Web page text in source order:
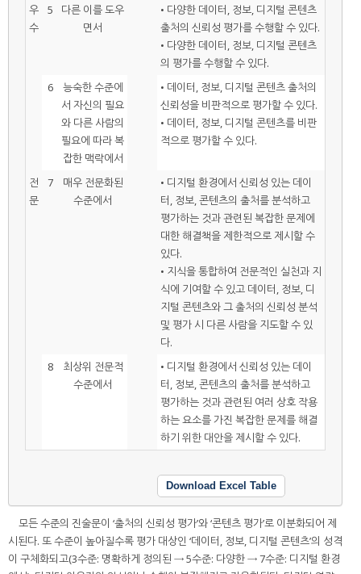
우
수
5
다른 이를 도우
면서
• 다양한 데이터, 정보, 디지털 콘텐츠
출처의 신뢰성 평가를 수행할 수 있다.
• 다양한 데이터, 정보, 디지털 콘텐츠
의 평가를 수행할 수 있다.
6
능숙한 수준에
서 자신의 필요
와 다른 사람의
필요에 따라 복
잡한 맥락에서
• 데이터, 정보, 디지털 콘텐츠 출처의
신뢰성을 비판적으로 평가할 수 있다.
• 데이터, 정보, 디지털 콘텐츠를 비판
적으로 평가할 수 있다.
전
문
7
매우 전문화된
수준에서
• 디지털 환경에서 신뢰성 있는 데이
터, 정보, 콘텐츠의 출처를 분석하고
평가하는 것과 관련된 복잡한 문제에
대한 해결책을 제한적으로 제시할 수
있다.
• 지식을 통합하여 전문적인 실천과 지
식에 기여할 수 있고 데이터, 정보, 디
지털 콘텐츠와 그 출처의 신뢰성 분석
및 평가 시 다른 사람을 지도할 수 있
다.
8
최상위 전문적
수준에서
• 디지털 환경에서 신뢰성 있는 데이
터, 정보, 콘텐츠의 출처를 분석하고
평가하는 것과 관련된 여러 상호 작용
하는 요소를 가진 복잡한 문제를 해결
하기 위한 대안을 제시할 수 있다.
Download Excel Table
모든 수준의 진술문이 ‘출처의 신뢰성 평가’와 ‘콘텐츠 평가’로 이분화되어 제
시된다. 또 수준이 높아질수록 평가 대상인 ‘데이터, 정보, 디지털 콘텐츠’의 성격
이 구체화되고(3수준: 명확하게 정의된 → 5수준: 다양한 → 7수준: 디지털 환경